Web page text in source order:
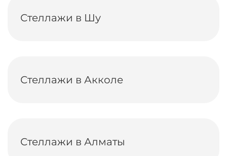
Стеллажи в Шу
Стеллажи в Акколе
Стеллажи в Алматы